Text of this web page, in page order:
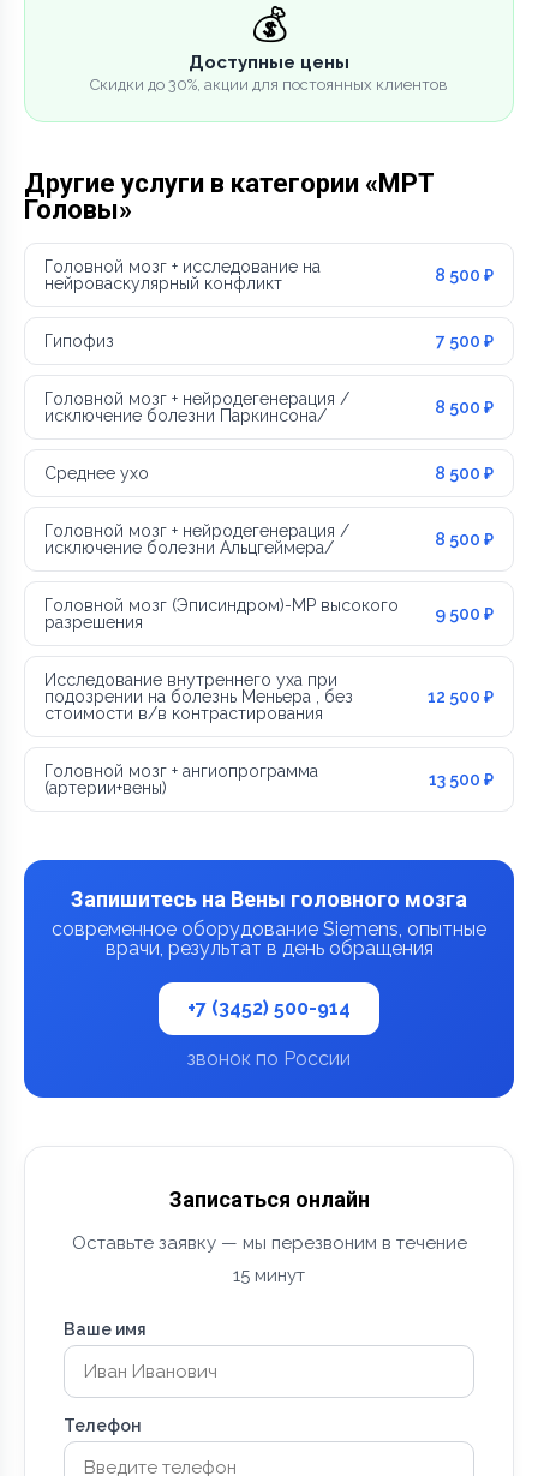
💰
Доступные цены
Скидки до 30%, акции для постоянных клиентов
Другие услуги в категории «МРТ
Головы»
Головной мозг + исследование на
нейроваскулярный конфликт
8 500 ₽
Гипофиз 7 500 ₽
Головной мозг + нейродегенерация /
исключение болезни Паркинсона/
8 500 ₽
Среднее ухо 8 500 ₽
Головной мозг + нейродегенерация /
исключение болезни Альцгеймера/
8 500 ₽
Головной мозг (Эписиндром)-МР высокого
разрешения
9 500 ₽
Исследование внутреннего уха при
подозрении на болезнь Меньера , без
стоимости в/в контрастирования
12 500 ₽
Головной мозг + ангиопрограмма
(артерии+вены)
13 500 ₽
Запишитесь на Вены головного мозга
современное оборудование Siemens, опытные
врачи, результат в день обращения
+7 (3452) 500-914
звонок по России
Записаться онлайн
Оставьте заявку — мы перезвоним в течение
15 минут
Ваше имя
Телефон